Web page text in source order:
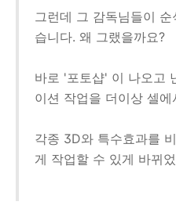
그런데 그 감독님들이
습니다. 왜 그랬을까요?
바로 '포토샵' 이 나오고
이션 작업을 더이상 셀
각종 3D와 특수효과를
게 작업할 수 있게 바뀌